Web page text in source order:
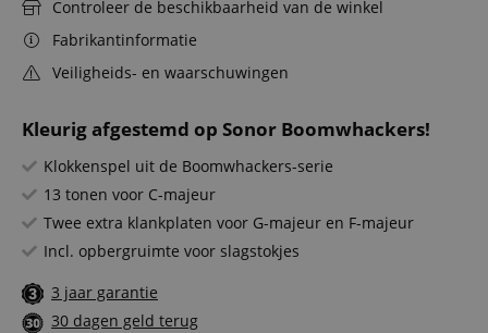
Kleurig afgestemd op Sonor Boomwhackers!
Klokkenspel uit de Boomwhackers-serie
13 tonen voor C-majeur
Twee extra klankplaten voor G-majeur en F-majeur
Incl. opbergruimte voor slagstokjes
3 jaar garantie
30 dagen geld terug
Controleer de beschikbaarheid van de winkel
Fabrikantinformatie
Veiligheids- en waarschuwingen